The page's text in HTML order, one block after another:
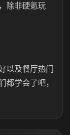
除非硬氪玩
以及餐厅热门
都学会了吧，